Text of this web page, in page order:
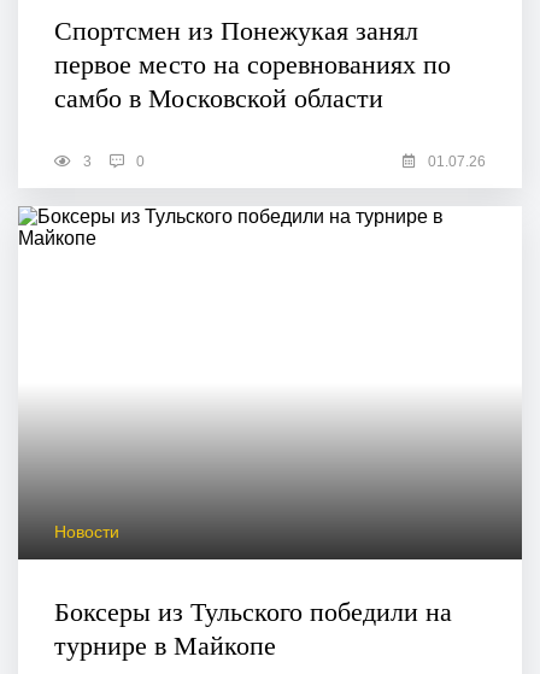
Спортсмен из Понежукая занял
первое место на соревнованиях по
самбо в Московской области
3 0 01.07.26
Новости
Боксеры из Тульского победили на
турнире в Майкопе